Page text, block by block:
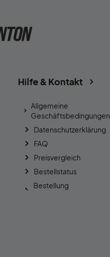
Hilfe & Kontakt
Allgemeine
Geschäftsbedingungen
Datenschutzerklärung
FAQ
Preisvergleich
Bestellstatus
Bestellung